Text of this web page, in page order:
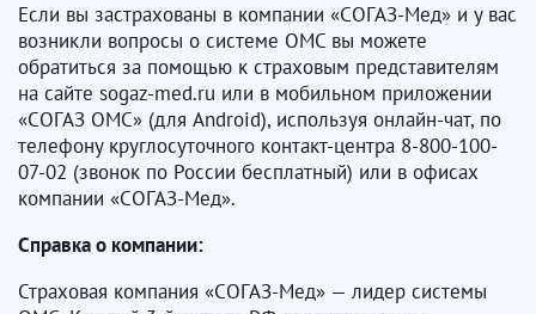
Если вы застрахованы в компании «СОГАЗ-Мед» и у вас
возникли вопросы о системе ОМС вы можете
обратиться за помощью к страховым представителям
на сайте sogaz-med.ru или в мобильном приложении
«СОГАЗ ОМС» (для Android), используя онлайн-чат, по
телефону круглосуточного контакт-центра 8-800-100-
07-02 (звонок по России бесплатный) или в офисах
компании «СОГАЗ-Мед».
Справка о компании:
Страховая компания «СОГАЗ-Мед» — лидер системы